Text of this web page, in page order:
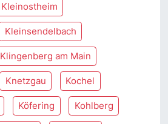
Kleinostheim
Kleinsendelbach
Klingenberg am Main
Knetzgau Kochel
Köfering Kohlberg